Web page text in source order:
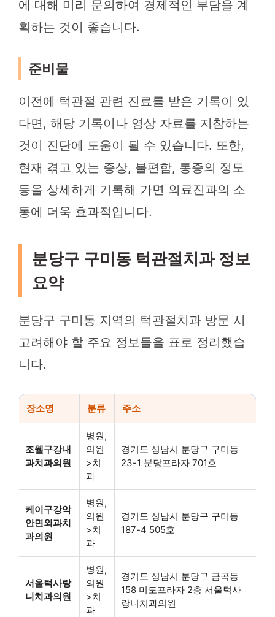
에 대해 미리 문의하여 경제적인 부담을 계
획하는 것이 좋습니다.
준비물
이전에 턱관절 관련 진료를 받은 기록이 있
다면, 해당 기록이나 영상 자료를 지참하는
것이 진단에 도움이 될 수 있습니다. 또한,
현재 겪고 있는 증상, 불편함, 통증의 정도
등을 상세하게 기록해 가면 의료진과의 소
통에 더욱 효과적입니다.
분당구 구미동 턱관절치과 정보
요약
분당구 구미동 지역의 턱관절치과 방문 시
고려해야 할 주요 정보들을 표로 정리했습
니다.
장소명 분류 주소
조웰구강내
과치과의원
병원,
의원
>치
과
경기도 성남시 분당구 구미동
23-1 분당프라자 701호
케이구강악
안면외과치
과의원
병원,
의원
>치
과
경기도 성남시 분당구 구미동
187-4 505호
서울턱사랑
니치과의원
병원,
의원
>치
과
경기도 성남시 분당구 금곡동
158 미도프라자 2층 서울턱사
랑니치과의원